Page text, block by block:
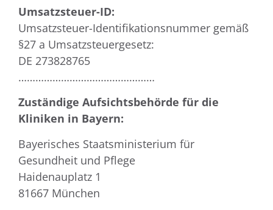
Umsatzsteuer-ID:
Umsatzsteuer-Identifikationsnummer gemäß
§27 a Umsatzsteuergesetz:
DE 273828765
…………………………………………
Zuständige Aufsichtsbehörde für die
Kliniken in Bayern:
Bayerisches Staatsministerium für
Gesundheit und Pflege
Haidenauplatz 1
81667 München